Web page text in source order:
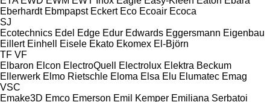
Eberhardt Ebmpapst Eckert Eco Ecoair Ecoca
SJ
Ecotechnics Edel Edge Edur Edwards Eggersmann Eigenbau
Eillert Einhell Eisele Ekato Ekomex El-Björn
TF VF
Elbaron Elcon ElectroQuell Electrolux Elektra Beckum
Ellerwerk Elmo Rietschle Eloma Elsa Elu Elumatec Emag
VSC
Emake3D Emco Emerson Emil Kemper Emiliana Serbatoi